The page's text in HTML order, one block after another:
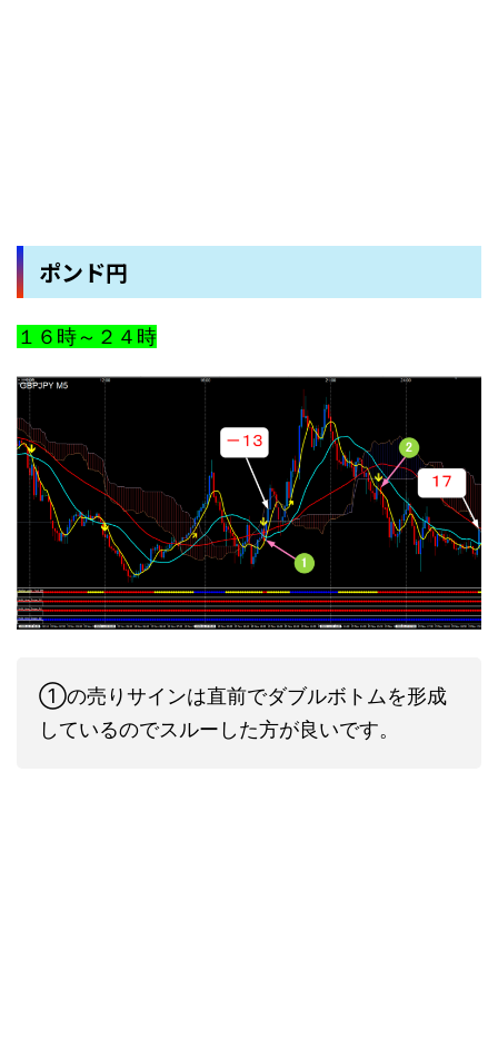
ポンド円
１６時～２４時
①の売りサインは直前でダブルボトムを形成
しているのでスルーした方が良いです。